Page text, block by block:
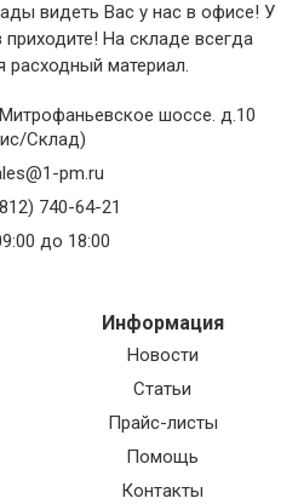
видеть Вас у нас в офисе! У
На складе всегда
расходный материал.
Митрофаньевское шоссе. д.10
Склад)
pm.ru
740-64-21
до 18:00
Информация
Новости
Статьи
Прайс-листы
Помощь
Контакты